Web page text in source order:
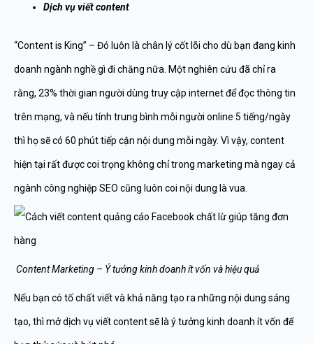
Dịch vụ viết content
“Content is King” – Đó luôn là chân lý cốt lõi cho dù bạn đang kinh
doanh ngành nghề gì đi chăng nữa. Một nghiên cứu đã chỉ ra
rằng, 23% thời gian người dùng truy cập internet để đọc thông tin
trên mạng, và nếu tính trung bình mỗi người online 5 tiếng/ngày
thì họ sẽ có 60 phút tiếp cận nội dung mỗi ngày. Vì vậy, content
hiện tại rất được coi trọng không chỉ trong marketing mà ngay cả
ngành công nghiệp SEO cũng luôn coi nội dung là vua.
Content Marketing – Ý tưởng kinh doanh ít vốn và hiệu quả
Nếu bạn có tố chất viết và khả năng tạo ra những nội dung sáng
tạo, thì mở dịch vụ viết content sẽ là ý tưởng kinh doanh ít vốn để